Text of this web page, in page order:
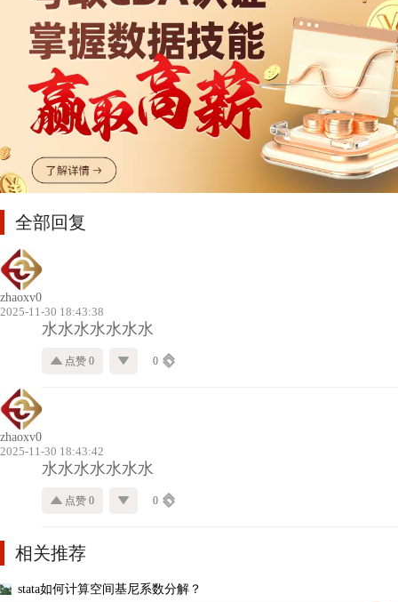
全部回复
zhaoxv0
2025-11-30 18:43:38
水水水水水水水
点赞 0 0
zhaoxv0
2025-11-30 18:43:42
水水水水水水水
点赞 0 0
相关推荐
stata如何计算空间基尼系数分解？